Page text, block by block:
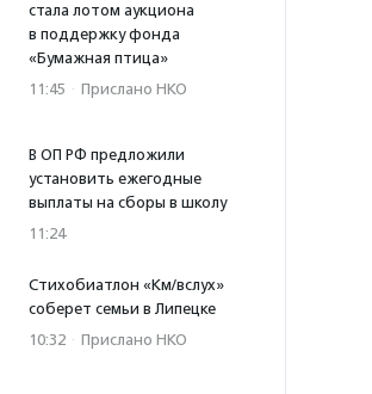
стала лотом аукциона
в поддержку фонда
«Бумажная птица»
11:45 · Прислано НКО
В ОП РФ предложили
установить ежегодные
выплаты на сборы в школу
11:24
Стихобиатлон «Км/вслух»
соберет семьи в Липецке
10:32 · Прислано НКО